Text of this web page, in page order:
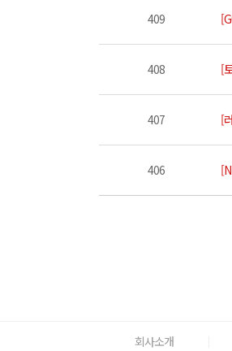
409
408 [
407 [
406
회사소개